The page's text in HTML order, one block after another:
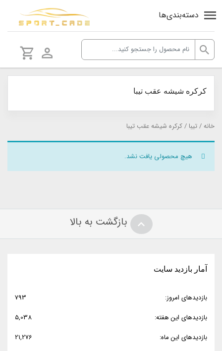
دسته‌بندی‌ها
كركره شيشه عقب تیبا
خانه/تيبا / كركره شيشه عقب تیبا
هیچ محصولی یافت نشد.
بازگشت به بالا
آمار بازدید سایت
بازدیدهای امروز:
793
بازدیدهای این هفته:
5,038
بازدیدهای این ماه:
21,276